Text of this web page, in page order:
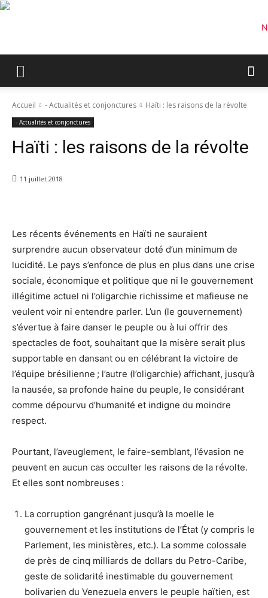
Accueil - Actualités et conjonctures Haïti : les raisons de la révolte
- Actualités et conjonctures
Haïti : les raisons de la révolte
11 juillet 2018
Les récents événements en Haïti ne sauraient
surprendre aucun observateur doté d’un minimum de
lucidité. Le pays s’enfonce de plus en plus dans une crise
sociale, économique et politique que ni le gouvernement
illégitime actuel ni l’oligarchie richissime et mafieuse ne
veulent voir ni entendre parler. L’un (le gouvernement)
s’évertue à faire danser le peuple ou à lui offrir des
spectacles de foot, souhaitant que la misère serait plus
supportable en dansant ou en célébrant la victoire de
l’équipe brésilienne ; l’autre (l’oligarchie) affichant, jusqu’à
la nausée, sa profonde haine du peuple, le considérant
comme dépourvu d’humanité et indigne du moindre
respect.
Pourtant, l’aveuglement, le faire-semblant, l’évasion ne
peuvent en aucun cas occulter les raisons de la révolte.
Et elles sont nombreuses :
La corruption gangrénant jusqu’à la moelle le
gouvernement et les institutions de l’État (y compris le
Parlement, les ministères, etc.). La somme colossale
de près de cinq milliards de dollars du Petro-Caribe,
geste de solidarité inestimable du gouvernement
bolivarien du Venezuela envers le peuple haïtien, est